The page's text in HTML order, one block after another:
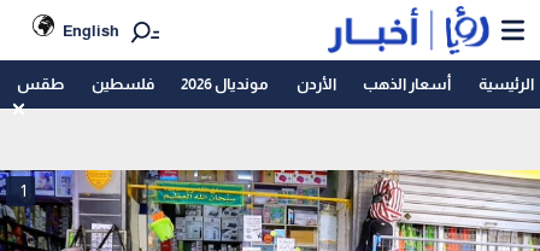
English
الرئيسية أسعار الذهب الأردن مونديال 2026 فلسطين طقس
1